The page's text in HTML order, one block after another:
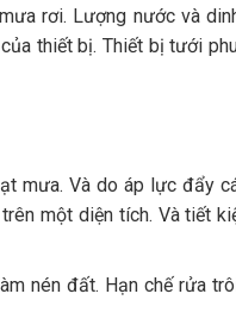
rơi. Lượng nước và
thiết bị. Thiết bị tưới
mưa. Và do áp lực đẩy
một diện tích. Và tiết
nén đất. Hạn chế rửa